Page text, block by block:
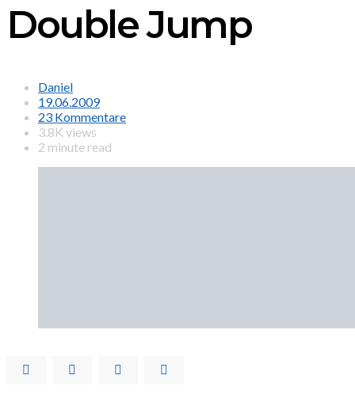
Double Jump
Daniel
19.06.2009
23 Kommentare
3.8K views
2 minute read